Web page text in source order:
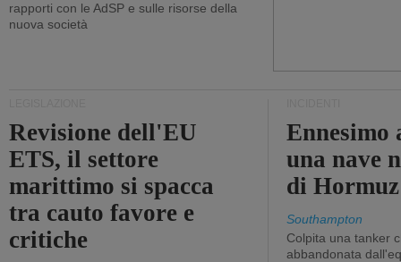
rapporti con le AdSP e sulle risorse della
nuova società
Revisione dell'EU
ETS, il settore
marittimo si spacca
tra cauto favore e
critiche
Ennesimo
una nave
di Hormuz
Southampton
Colpita una tanker
abbandonata